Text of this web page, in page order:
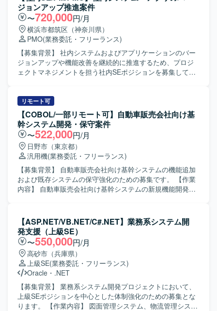
ジョンアップ推進案件
〜720,000円/月
横浜市都筑区（神奈川県）
PMO(業務委託・フリーランス)
【募集背景】 社内システムおよびアプリケーションのバー
ジョンアップや機能改善を継続的に推進するため、プロジ
ェクトマネジメントを担う社内SEポジションを募集してお
管理、リスク管理などプロジェクトマネジメント全般を担
当して頂きます。 具体的には、RFIやRFPの作成、WBSの
作成・更新、進捗の可視化や課題・リスクの洗い出しおよ
び対策立案を行って頂きます。 また、プロジェクトメンバ
ーとなる社内人員に対して、助言やフォローを行いなが
ら、関係者を巻き込みつつプロジェクトを推進して頂きま
す。 【求める人物像】 PJ推進のために5W1Hを明確に示
し、自ら考えて行動に移せる方を求めております。 指示待
ちではなく、リーダーとして主体的かつ前向きに動けるタ
イプの方を歓迎いたします。 ベンダーや社内各部門との折
力】 社内システムやアプリのバージョンアップを通じて、
業務効率化や事業成長に直結するプロジェクトに上流工程
から関わることができます。 複数のステークホルダーと協
働しながら、要件整理から推進まで一貫して携わること
で、ビジネス理解とプロジェクトマネジメントスキルの双
方を高められる環境です。 【開発環境】 Webシステムおよ
びスマートフォンアプリケーションを対象としたプロジェ
クト環境となります。
リモート可
【COBOL/一部リモート可】自動車販売会社向け基
幹システム開発・保守案件
〜522,000円/月
日野市（東京都）
汎用機(業務委託・フリーランス)
【募集背景】 自動車販売会社向け基幹システムの機能追加
および既存システムの保守強化のための募集です。 【作業
内容】 自動車販売会社向け基幹システムの新規機能開発お
修作業を担当していただきます。 COBOLを用いた設計～開
発、テストまで一連の工程をお任せいたします。 【求める
人物像】 業務システム開発において主体的にタスクを遂行
できる方を求めています。 既存システムの仕様を理解しな
がら、関係者とコミュニケーションを取りつつ着実に開
発・改修を進められる方が望ましいです。 【ポジションの
魅力】 基幹システムの開発・保守を通じて、業務フローや
会計周りの知見を身につけていただけます。 長期的な保守
開発に関わることで、レガシーシステムの改善や安定運用
に貢献できるポジションです。 【開発環境】 COBOLを中
【ASP.NET/VB.NET/C#.NET】業務系システム開
発支援（上級SE）
〜550,000円/月
高砂市（兵庫県）
上級SE(業務委託・フリーランス)
Oracle ・ .NET
【募集背景】 業務系システム開発プロジェクトにおいて、
上級SEポジションを中心とした体制強化のための募集とな
ります。 【作業内容】 図面管理システム、物流管理システ